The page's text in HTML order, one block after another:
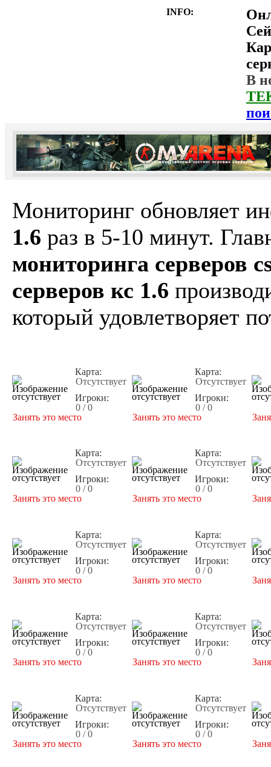
INFO:
В
Мониторинг обновляет
1.6 раз в 5-10 минут.
мониторинга серверов
серверов кс 1.6
который удовлетворяет
Карта:
Отсутствует
Игроки:
0 / 0
Занять это место
Карта:
Отсутствует
Игроки:
0 / 0
Занять это место
Карта:
Отсутствует
Игроки:
0 / 0
Занять это место
Карта:
Отсутствует
Игроки:
0 / 0
Занять это место
Карта:
Отсутствует
Игроки:
0 / 0
Занять это место
Карта:
Отсутствует
Игроки:
0 / 0
Занять это место
Карта:
Отсутствует
Игроки:
0 / 0
Занять это место
Карта:
Отсутствует
Игроки:
0 / 0
Занять это место
Карта:
Отсутствует
Игроки:
0 / 0
Занять это место
Карта:
Отсутствует
Игроки:
0 / 0
Занять это место